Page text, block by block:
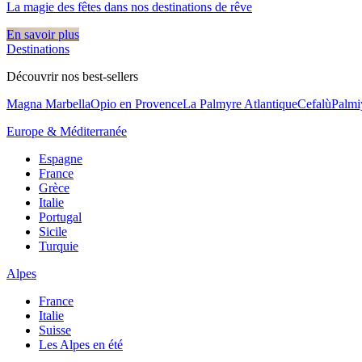
La magie des fêtes dans nos destinations de rêve​
En savoir plus
Destinations
Découvrir nos best-sellers
Magna MarbellaOpio en ProvenceLa Palmyre AtlantiqueCefalù
Europe & Méditerranée
Espagne
France
Grèce
Italie
Portugal
Sicile
Turquie
Alpes
France
Italie
Suisse
Les Alpes en été